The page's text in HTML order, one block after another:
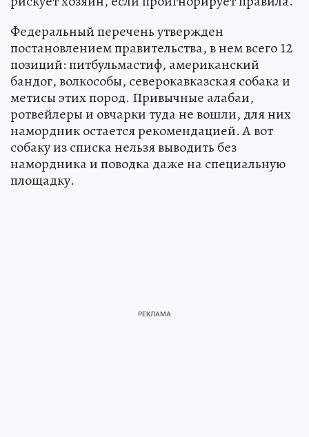
Федеральный перечень утвержден
постановлением правительства, в нем всего 12
позиций: питбульмастиф, американский
бандог, волкособы, северокавказская собака и
метисы этих пород. Привычные алабаи,
ротвейлеры и овчарки туда не вошли, для них
намордник остается рекомендацией. А вот
собаку из списка нельзя выводить без
намордника и поводка даже на специальную
площадку.